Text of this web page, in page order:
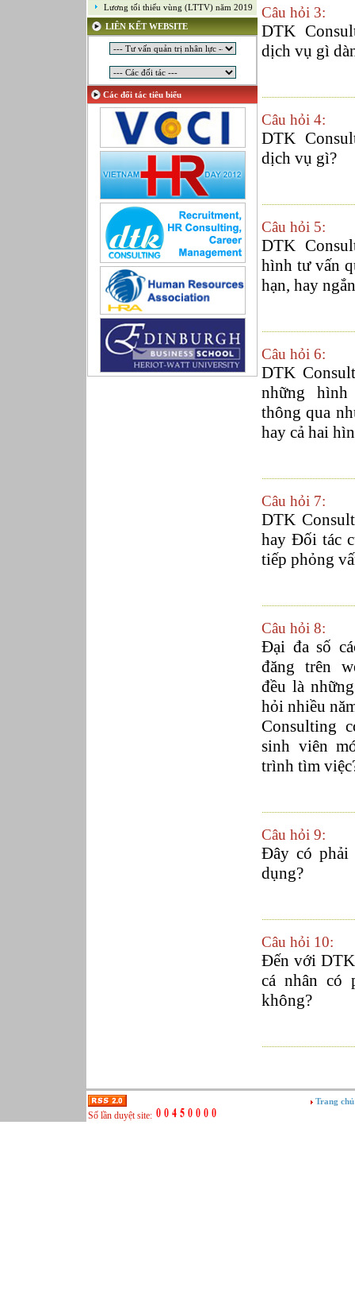
Mỹ thuật công nghiệp
Nghiên cứu và Phát triển
Ngoại ngữ
Nhân sự
Nhân sự - Hành chính
Nhiều lĩnh vực
Phát triển kinh doanh
Quan hệ công chúng
Quản lý chất lượng
Quản lý, Điều hành
Quản lý, Kinh doanh bất động sản
Quản trị hệ thống
Sản xuất game online
Sở hữu công nghiệp
Tài chính
Thiết kế
Tiếp thị
Tổ chức Sản xuất
Truyền thông
Truyền thông, PR
Lương tối thiểu vùng (LTTV) năm 2019
LIÊN KẾT WEBSITE
Các đối tác tiêu biểu
Câu hỏi 3:
DTK
dịch vụ gì
Câu hỏi 4:
DTK
dịch vụ gì?
Câu hỏi 5:
DTK
hình tư vấn
hạn, hay
Câu hỏi 6:
DTK
những
thông qua
hay cả hai
Câu hỏi 7:
DTK
hay Đối tác
tiếp phỏng
Câu hỏi 8:
Đại đa số
đăng trên
đều là
hỏi nhiều
Consulting
sinh viên
trình tìm
Câu hỏi 9:
Đây có phải
dụng?
Câu hỏi 10:
Đến với
cá nhân có
không?
Số lần duyệt site:
Trang chủ